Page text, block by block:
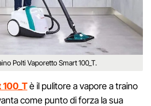
Polti Vaporetto Smart 100_T.
è il pulitore a vapore a traino
come punto di forza la sua